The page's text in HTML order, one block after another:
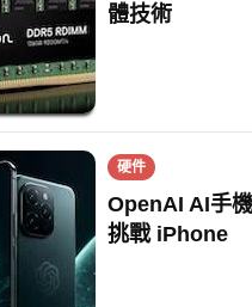
體技術
硬件
OpenAI AI手
挑戰 iPhone